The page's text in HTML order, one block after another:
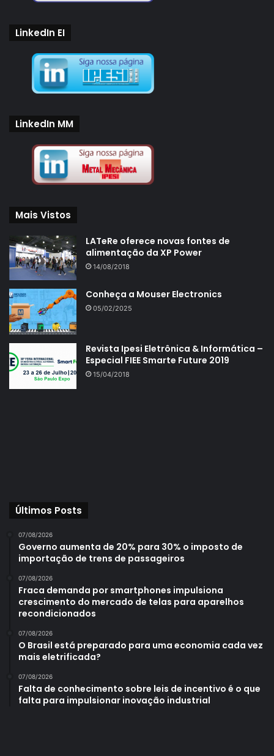
LinkedIn EI
LinkedIn MM
Mais Vistos
LATeRe oferece novas fontes de
alimentação da XP Power
14/08/2018
Conheça a Mouser Electronics
05/02/2025
Revista Ipesi Eletrônica & Informática –
Especial FIEE Smarte Future 2019
15/04/2018
Últimos Posts
07/08/2026
Governo aumenta de 20% para 30% o imposto de
importação de trens de passageiros
07/08/2026
Fraca demanda por smartphones impulsiona
crescimento do mercado de telas para aparelhos
recondicionados
07/08/2026
O Brasil está preparado para uma economia cada vez
mais eletrificada?
07/08/2026
Falta de conhecimento sobre leis de incentivo é o que
falta para impulsionar inovação industrial